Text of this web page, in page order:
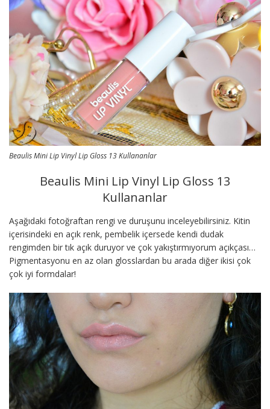
Beaulis Mini Lip Vinyl Lip Gloss 13 Kullananlar
Beaulis Mini Lip Vinyl Lip Gloss 13
Kullananlar
Aşağıdaki fotoğraftan rengi ve duruşunu inceleyebilirsiniz. Kitin
içerisindeki en açık renk, pembelik içersede kendi dudak
rengimden bir tık açık duruyor ve çok yakıştırmıyorum açıkçası…
Pigmentasyonu en az olan glosslardan bu arada diğer ikisi çok
çok iyi formdalar!